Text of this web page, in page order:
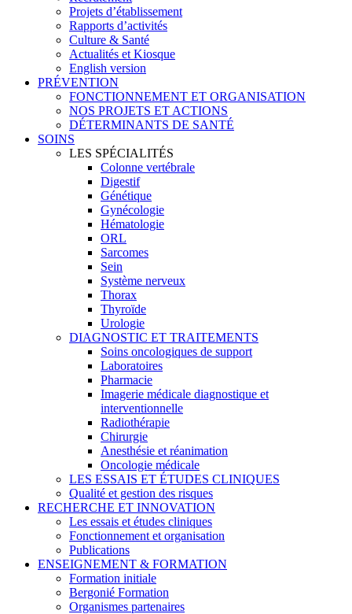
Projets d’établissement
Rapports d’activités
Culture & Santé
Actualités et Kiosque
English version
PRÉVENTION
FONCTIONNEMENT ET ORGANISATION
NOS PROJETS ET ACTIONS
DÉTERMINANTS DE SANTÉ
SOINS
LES SPÉCIALITÉS
Colonne vertébrale
Digestif
Génétique
Gynécologie
Hématologie
ORL
Sarcomes
Sein
Système nerveux
Thorax
Thyroïde
Urologie
DIAGNOSTIC ET TRAITEMENTS
Soins oncologiques de support
Laboratoires
Pharmacie
Imagerie médicale diagnostique et
interventionnelle
Radiothérapie
Chirurgie
Anesthésie et réanimation
Oncologie médicale
LES ESSAIS ET ÉTUDES CLINIQUES
Qualité et gestion des risques
RECHERCHE ET INNOVATION
Les essais et études cliniques
Fonctionnement et organisation
Publications
ENSEIGNEMENT & FORMATION
Formation initiale
Bergonié Formation
Organismes partenaires